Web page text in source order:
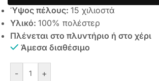
Ύψος πέλους: 15 χιλιοστά
Υλικό: 100% πολέστερ
Πλένεται στο πλυντήριο ή στο χέρι
Άμεσα διαθέσιμο
- +